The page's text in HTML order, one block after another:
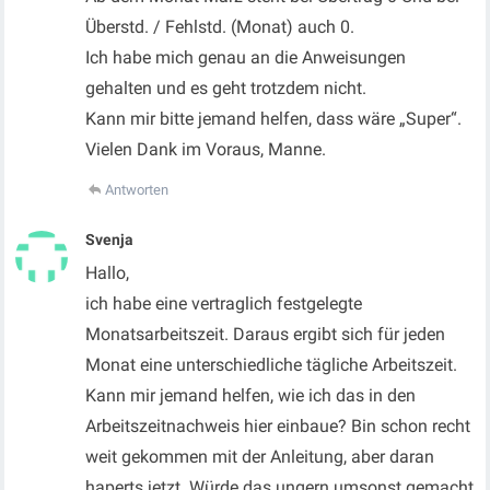
Überstd. / Fehlstd. (Monat) auch 0.
Ich habe mich genau an die Anweisungen
gehalten und es geht trotzdem nicht.
Kann mir bitte jemand helfen, dass wäre „Super“.
Vielen Dank im Voraus, Manne.
Antworten
Svenja
Hallo,
ich habe eine vertraglich festgelegte
Monatsarbeitszeit. Daraus ergibt sich für jeden
Monat eine unterschiedliche tägliche Arbeitszeit.
Kann mir jemand helfen, wie ich das in den
Arbeitszeitnachweis hier einbaue? Bin schon recht
weit gekommen mit der Anleitung, aber daran